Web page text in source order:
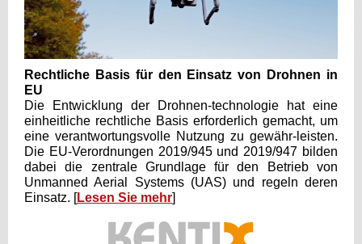
Rechtliche Basis für den Einsatz von Drohnen in
EU
Die Entwicklung der Drohnen-technologie hat eine
einheitliche rechtliche Basis erforderlich gemacht, um
eine verantwortungsvolle Nutzung zu gewähr-leisten.
Die EU-Verordnungen 2019/945 und 2019/947 bilden
dabei die zentrale Grundlage für den Betrieb von
Unmanned Aerial Systems (UAS) und regeln deren
Einsatz. [Lesen Sie mehr]